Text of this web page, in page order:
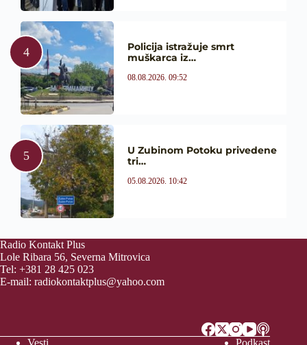
Policija istražuje smrt
muškarca iz…
08.08.2026. 09:52
U Zubinom Potoku privedene
tri…
05.08.2026. 10:42
Radio Kontakt Plus
Lole Ribara 56, Severna Mitrovica
Tel: +381 28 425 023
E-mail: radiokontaktplus@yahoo.com
Vesti Podkast